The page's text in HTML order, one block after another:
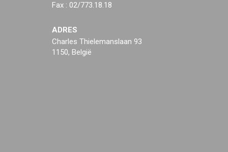
Fax : 02/773.18.18
ADRES
Charles Thielemanslaan 93
1150, België